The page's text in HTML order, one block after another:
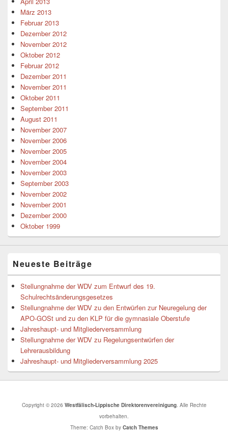
März 2013
Februar 2013
Dezember 2012
November 2012
Oktober 2012
Februar 2012
Dezember 2011
November 2011
Oktober 2011
September 2011
August 2011
November 2007
November 2006
November 2005
November 2004
November 2003
September 2003
November 2002
November 2001
Dezember 2000
Oktober 1999
Neueste Beiträge
Stellungnahme der WDV zum Entwurf des 19.
Schulrechtsänderungsgesetzes
Stellungnahme der WDV zu den Entwürfen zur Neuregelung der
APO-GOSt und zu den KLP für die gymnasiale Oberstufe
Jahreshaupt- und Mitgliederversammlung
Stellungnahme der WDV zu Regelungsentwürfen der
Lehrerausbildung
Jahreshaupt- und Mitgliederversammlung 2025
Copyright © 2026 Westfälisch-Lippische Direktorenvereinigung. Alle Rechte
vorbehalten.
Theme: Catch Box by Catch Themes